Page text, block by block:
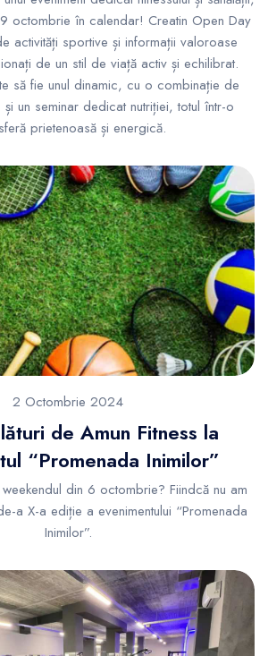
octombrie în calendar! Creatin Open Day
activități sportive și informații valoroase
de un stil de viață activ și echilibrat.
să fie unul dinamic, cu o combinație de
un seminar dedicat nutriției, totul într-o
prietenoasă și energică.
2 Octombrie 2024
de Amun Fitness la
“Promenada Inimilor”
din 6 octombrie? Fiindcă nu am
a X-a ediție a evenimentului “Promenada
Inimilor”.